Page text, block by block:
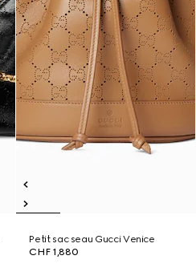
Petit sac seau Gucci Venice
CHF 1,880